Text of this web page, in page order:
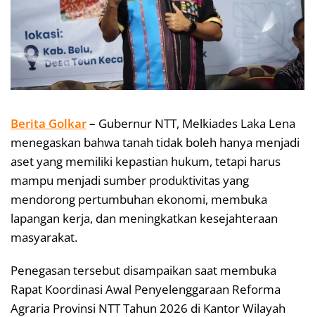
Berita Golkar– Gubernur NTT, Melkiades Laka Lena
menegaskan bahwa tanah tidak boleh hanya menjadi
aset yang memiliki kepastian hukum, tetapi harus
mampu menjadi sumber produktivitas yang
mendorong pertumbuhan ekonomi, membuka
lapangan kerja, dan meningkatkan kesejahteraan
masyarakat.
Penegasan tersebut disampaikan saat membuka
Rapat Koordinasi Awal Penyelenggaraan Reforma
Agraria Provinsi NTT Tahun 2026 di Kantor Wilayah